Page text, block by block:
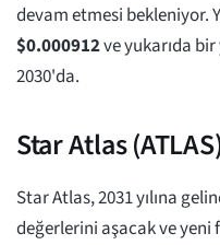
devam etmesi bekleniyor.
$0.000912ve yukarıda bir
2030'da.
Star Atlas
Star Atlas, 2031 yılına
değerlerini aşacak ve yeni